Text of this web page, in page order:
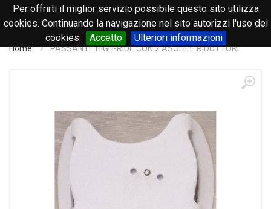
Per offrirti il miglior servizio possibile questo sito utilizza
cookies. Continuando la navigazione nel sito autorizzi l'uso dei
cookies.
Accetto Ulteriori informazioni
0
Home PASSANTE HIGH-RIDE CON 2 ASOLE E RIDUTTORI